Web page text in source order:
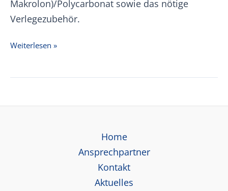
Makrolon)/Polycarbonat sowie das nötige
Verlegezubehör.
Rosinsky
und
Weiterlesen »
Home
Ansprechpartner
Kontakt
Aktuelles